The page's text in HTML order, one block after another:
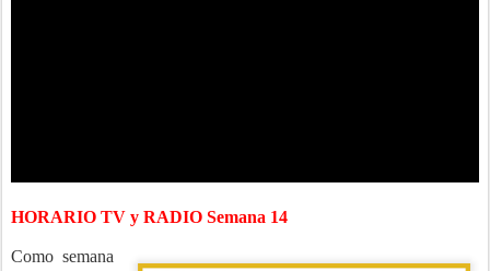
HORARIO TV y RADIO Semana 14
Como semana